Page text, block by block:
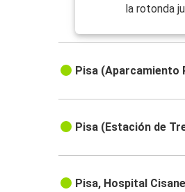
la rotonda
Pisa (Aparcamiento
Pisa (Estación de
Pisa, Hospital